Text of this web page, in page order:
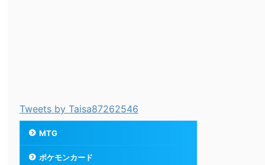
Tweets by Taisa87262546
MTG
ポケモンカード